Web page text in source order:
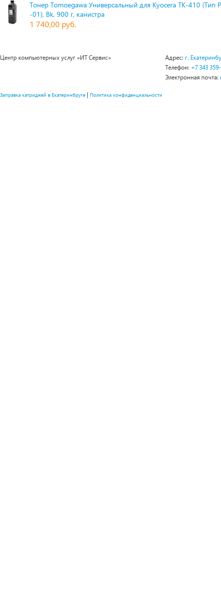
Тонер Tomoegawa Универсальный для Kyocera TK-410 (Тип
-01), Bk, 900 г, канистра
1 740,00 руб.
Центр компьютерных услуг «ИТ Сервис» Адрес: г.
Телефон: +7 343
Электронная почта:
Заправка катриджей в Екатеринбруге | Политика конфиденциальности